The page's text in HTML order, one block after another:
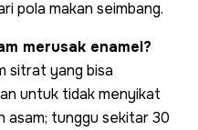
pola makan seimbang.
merusak enamel?
sitrat yang bisa
untuk tidak menyikat
asam; tunggu sekitar 30